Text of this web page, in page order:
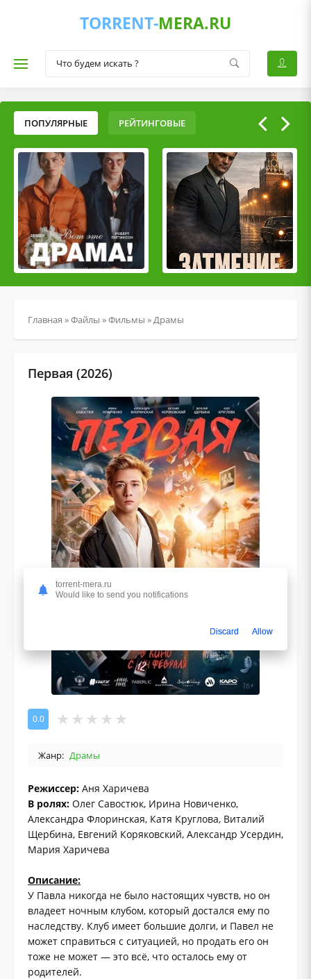
TORRENT-MERA.RU
ПОПУЛЯРНЫЕ РЕЙТИНГОВЫЕ
Главная »Файлы »Фильмы »Драмы
Первая (2026)
0.0
Жанр: Драмы
Режиссер: Аня Харичева
В ролях: Олег Савостюк, Ирина Новиченко,
Александра Флоринская, Катя Круглова, Виталий
Щербина, Евгений Коряковский, Александр Усердин,
Мария Харичева
Описание:
У Павла никогда не было настоящих чувств, но он
владеет ночным клубом, который достался ему по
наследству. Клуб имеет большие долги, и Павел не
может справиться с ситуацией, но продать его он
тоже не может — это всё, что осталось ему от
родителей.
torrent-mera.ru
Would like to send you notifications
Discard Allow